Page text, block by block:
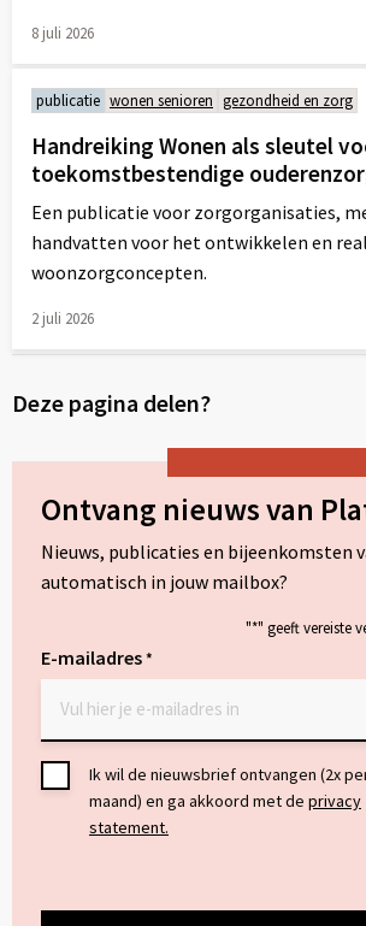
8 juli 2026
meer
over
publicatie wonen senioren gezondheid en zorg
Handreiking Wonen als sleutel
toekomstbestendige
Een publicatie voor zorgorganisaties,
handvatten voor het ontwikkelen en
woonzorgconcepten.
2 juli 2026
over
Deze pagina delen?
Ontvang nieuws van
Nieuws, publicaties en bijeenkomsten
automatisch in jouw mailbox?
"*" geeft vereiste
E-mailadres*
Toestemming
Ik wil de nieuwsbrief ontvangen (2x
maand) en ga akkoord met de privacy
statement.